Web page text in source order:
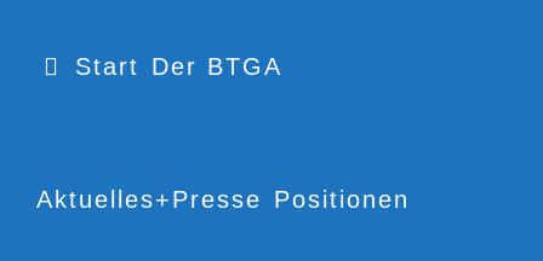
Start Der BTGA
Aktuelles+Presse Positionen